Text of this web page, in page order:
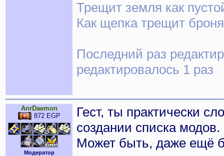
Трещит земля как
Как щепка трещит броня
Последний раз
редактировалось 1 раз
AnrDaemon
872 EGP
Модератор
Гест, ты практически
создании списка модов.
Может быть, даже ещё